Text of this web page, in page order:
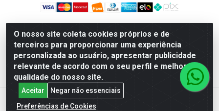
O nosso site coleta cookies próprios e de
terceiros para proporcionar uma experiência
personalizada ao usuário, apresentar publicidade
relevante de acordo com o seu perfil e melhorar a
qualidade do nosso site.
Aceitar
Negar não essenciais
Preferências de Cookies
Rede Brasil - Avenida Universitária, nº 3860, Jardim das
Américas II Etapa - Anápolis/GO - CEP 75070-415 -
CNPJ 07.728.073/0002-24